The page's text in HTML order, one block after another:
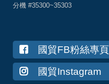
分機 #35300~35303
國貿FB粉絲專頁
國貿Instagram